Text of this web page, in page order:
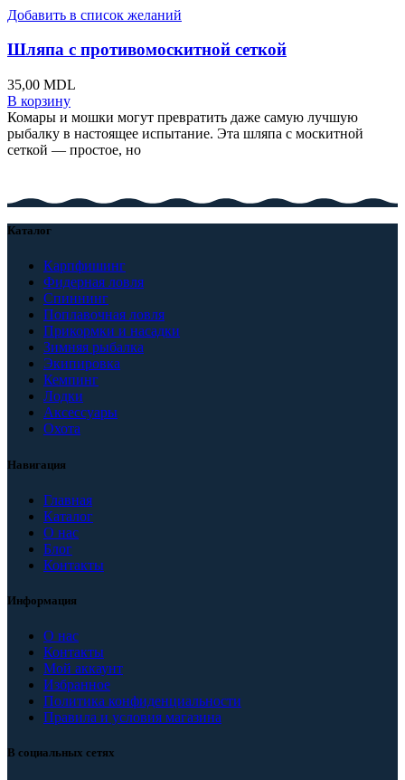
Добавить в список желаний
Шляпа с противомоскитной сеткой
35,00 MDL
В корзину
Комары и мошки могут превратить даже самую лучшую
рыбалку в настоящее испытание. Эта шляпа с москитной
сеткой — простое, но
Каталог
Карпфишинг
Фидерная ловля
Спиннинг
Поплавочная ловля
Прикормки и насадки
Зимняя рыбалка
Экипировка
Кемпинг
Лодки
Аксессуары
Охота
Навигация
Главная
Каталог
О нас
Блог
Контакты
Информация
О нас
Контакты
Мой аккаунт
Избранное
Политика конфиденциальности
Правила и условия магазина
В социальных сетях